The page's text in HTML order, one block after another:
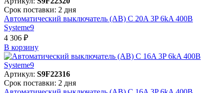
Срок поставки: 2 дня
Автоматический выключатель (АВ) C 20A 3P 6kA 400В
Systeme9
4 306 ₽
В корзинy
Артикул: S9F22316
Срок поставки: 2 дня